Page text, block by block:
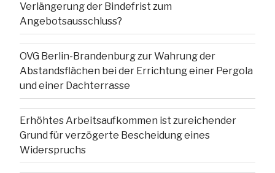
Verlängerung der Bindefrist zum
Angebotsausschluss?
OVG Berlin-Brandenburg zur Wahrung der
Abstandsflächen bei der Errichtung einer Pergola
und einer Dachterrasse
Erhöhtes Arbeitsaufkommen ist zureichender
Grund für verzögerte Bescheidung eines
Widerspruchs